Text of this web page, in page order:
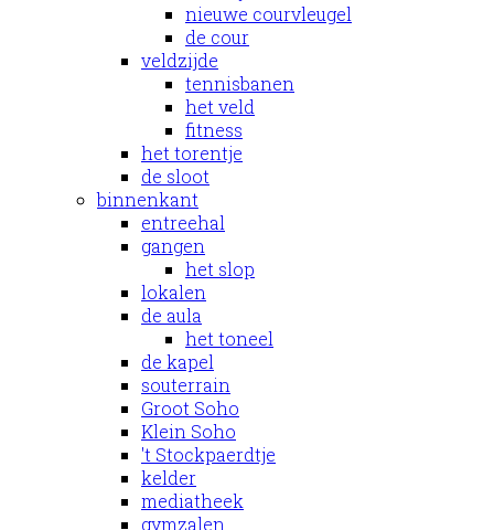
nieuwe courvleugel
de cour
veldzijde
tennisbanen
het veld
fitness
het torentje
de sloot
binnenkant
entreehal
gangen
het slop
lokalen
de aula
het toneel
de kapel
souterrain
Groot Soho
Klein Soho
't Stockpaerdtje
kelder
mediatheek
gymzalen